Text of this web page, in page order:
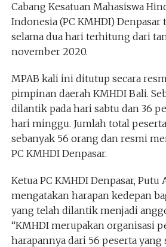
Cabang Kesatuan Mahasiswa
Indonesia (PC KMHDI)
selama dua hari terhitung dari
november 2020.
MPAB kali ini ditutup secara
pimpinan daerah KMHDI Bali.
dilantik pada hari sabtu dan 36
hari minggu. Jumlah total
sebanyak 56 orang dan resmi
PC KMHDI Denpasar.
Ketua PC KMHDI Denpasar, Putu
mengatakan harapan kedepan
yang telah dilantik menjadi
“KMHDI merupakan organisasi
harapannya dari 56 peserta